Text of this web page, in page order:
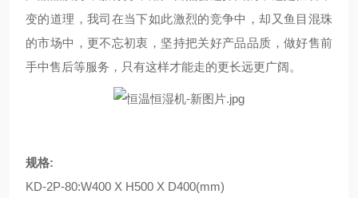
变的道理，我司在当下如此激烈的竞争中，却又鱼目混珠
的市场中，更不忘初衷，坚持把关好产品品质，做好售前
手中售后等服务，只有这样才能走的更长远更广阔。
规格:
KD-2P-80:W400 X H500 X D400(mm)